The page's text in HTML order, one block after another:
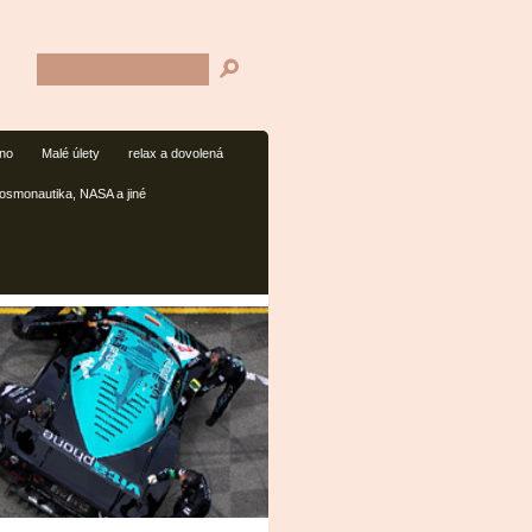
Malé úlety relax a dovolená
NASA a jiné